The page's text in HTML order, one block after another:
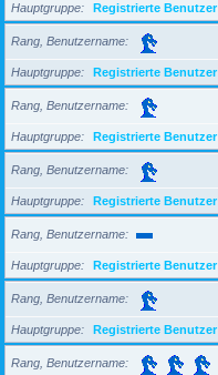
Hauptgruppe Registrierte Benutzer
Rang, Benutzername
Hauptgruppe Registrierte Benutzer
Rang, Benutzername
Hauptgruppe Registrierte Benutzer
Rang, Benutzername
Hauptgruppe Registrierte Benutzer
Rang, Benutzername
Hauptgruppe Registrierte Benutzer
Rang, Benutzername
Hauptgruppe Registrierte Benutzer
Rang, Benutzername